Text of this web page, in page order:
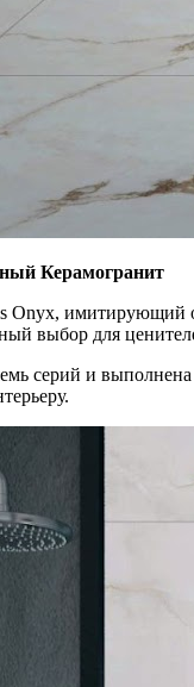
Керамогранит
Onyx, имитирующий
выбор для
серий и